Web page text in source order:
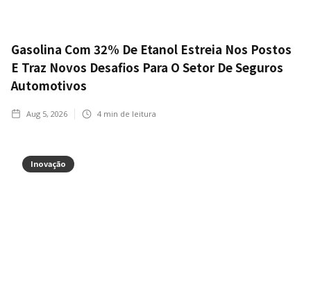
Gasolina Com 32% De Etanol Estreia Nos Postos
E Traz Novos Desafios Para O Setor De Seguros
Automotivos
Aug 5, 2026 4 min de leitura
Inovação